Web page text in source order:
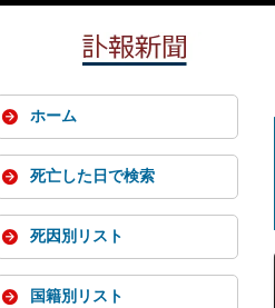
ホーム
死亡した日で検索
死因別リスト
国籍別リスト